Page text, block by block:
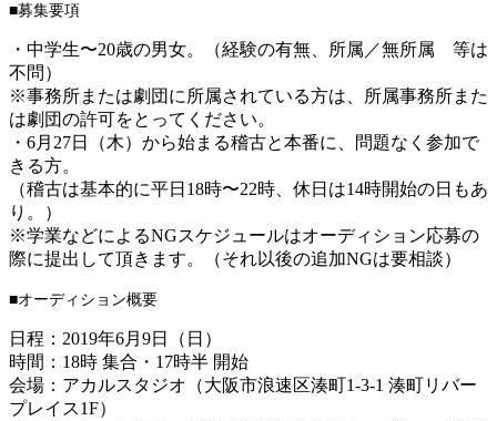
■募集要項
・中学生〜20歳の男女。（経験の有無、所属／無所属 等は
不問）
※事務所または劇団に所属されている方は、所属事務所また
は劇団の許可をとってください。
・6月27日（木）から始まる稽古と本番に、問題なく参加で
きる方。
（稽古は基本的に平日18時〜22時、休日は14時開始の日もあ
り。）
※学業などによるNGスケジュールはオーディション応募の
際に提出して頂きます。（それ以後の追加NGは要相談）
■オーディション概要
日程：2019年6月9日（日）
時間：18時 集合・17時半 開始
会場：アカルスタジオ （大阪市浪速区湊町1-3-1 湊町リバー
プレイス1F）